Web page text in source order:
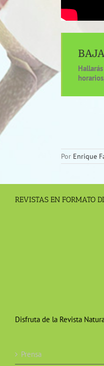
Por Enrique
REVISTAS EN FORMATO
Disfruta de la Revista
Prensa